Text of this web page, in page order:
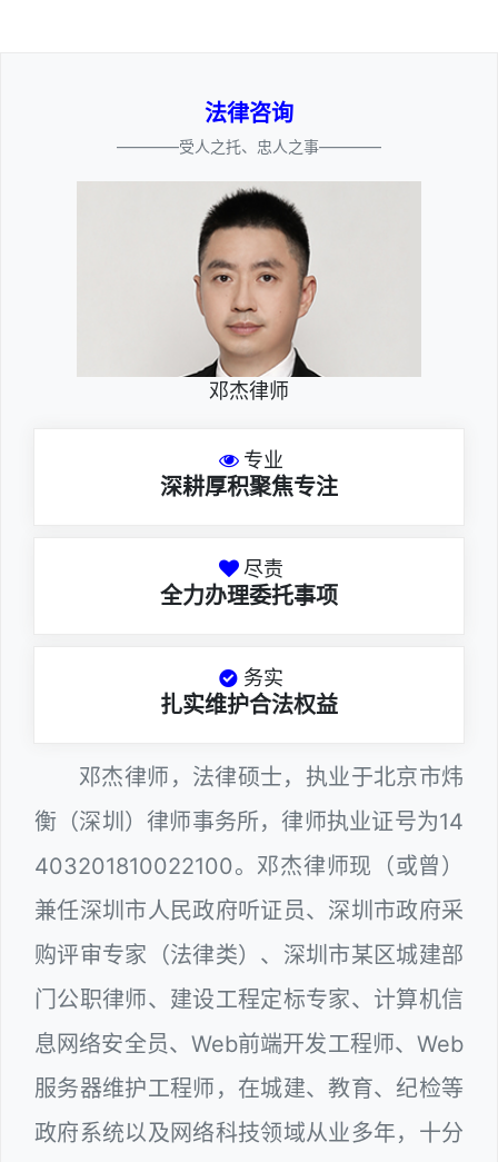
法律咨询
————受人之托、忠人之事————
邓杰律师
专业
深耕厚积聚焦专注
尽责
全力办理委托事项
务实
扎实维护合法权益
邓杰律师，法律硕士，执业于北京市炜
衡（深圳）律师事务所，律师执业证号为14
403201810022100。邓杰律师现（或曾）
兼任深圳市人民政府听证员、深圳市政府采
购评审专家（法律类）、深圳市某区城建部
门公职律师、建设工程定标专家、计算机信
息网络安全员、Web前端开发工程师、Web
服务器维护工程师，在城建、教育、纪检等
政府系统以及网络科技领域从业多年，十分